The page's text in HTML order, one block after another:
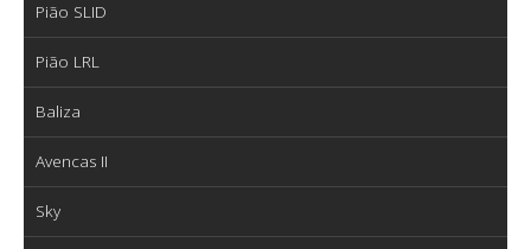
Pião SLID
Pião LRL
Baliza
Avencas II
Sky